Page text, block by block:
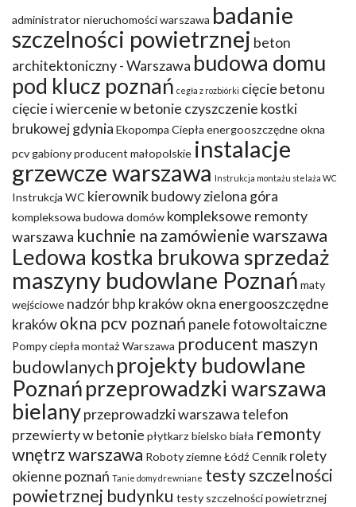
administrator nieruchomości warszawa badanie
szczelności powietrznej beton
architektoniczny - Warszawa budowa domu
pod klucz poznań cegła z rozbiórki cięcie betonu
cięcie i wiercenie w betonie czyszczenie kostki
brukowej gdynia Ekopompa Ciepła energooszczędne okna
pcvgabiony producent małopolskie instalacje
grzewcze warszawa Instrukcja montażu stelaża WC
Instrukcja WC kierownik budowy zielona góra
kompleksowa budowa domów kompleksowe remonty
warszawa kuchnie na zamówienie warszawa
Ledowa kostka brukowa sprzedaż
maszyny budowlane Poznań maty
wejściowe nadzór bhp krakówokna energooszczędne
krakówokna pcv poznań panele fotowoltaiczne
Pompy ciepła montaż Warszawa producent maszyn
budowlanych projekty budowlane
Poznańprzeprowadzki warszawa
bielanyprzeprowadzki warszawa telefon
przewierty w betonie płytkarz bielsko biała remonty
wnętrz warszawa Roboty ziemne Łódź Cennik rolety
okienne poznań Tanie domy drewniane testy szczelności
powietrznej budynku testy szczelności powietrznej